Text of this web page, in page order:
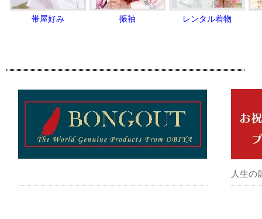
帯屋好み 振袖 レンタル着物
人生の